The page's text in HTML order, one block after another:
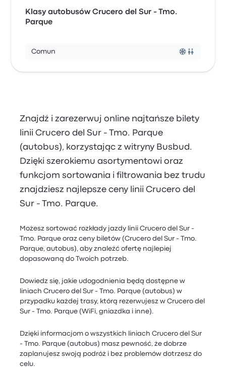
Klasy autobusów Crucero del Sur - Tmo.
Parque
Comun
Znajdź i zarezerwuj online najtańsze bilety
linii Crucero del Sur - Tmo. Parque
(autobus), korzystając z witryny Busbud.
Dzięki szerokiemu asortymentowi oraz
funkcjom sortowania i filtrowania bez trudu
znajdziesz najlepsze ceny linii Crucero del
Sur - Tmo. Parque.
Możesz sortować rozkłady jazdy linii Crucero del Sur -
Tmo. Parque oraz ceny biletów (Crucero del Sur - Tmo.
Parque, autobus), aby znaleźć ofertę najlepiej
dopasowaną do Twoich potrzeb.
Dowiedz się, jakie udogodnienia będą dostępne w
liniach Crucero del Sur - Tmo. Parque (autobus) w
przypadku każdej trasy, którą rezerwujesz w Crucero del
Sur - Tmo. Parque (WiFi, gniazdka i inne).
Dzięki informacjom o wszystkich liniach Crucero del Sur
- Tmo. Parque (autobus) masz pewność, że dobrze
zaplanujesz swoją podróż i bez problemów dotrzesz do
celu.